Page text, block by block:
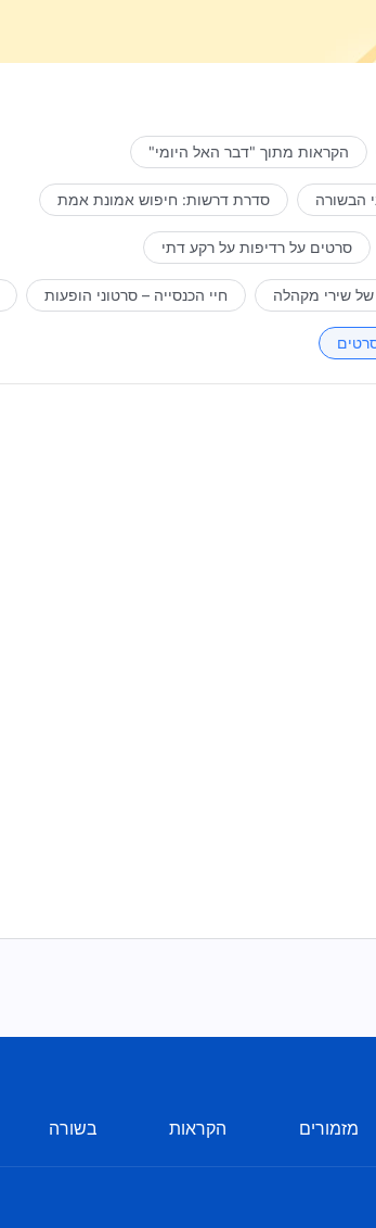
הקראות מתוך "דבר האל היומי"
הבשורה סדרת דרשות: חיפוש אמונת אמת
סרטים על רדיפות על רקע דתי
שירי מקהלה חיי הכנסייה – סרטוני הופעות
מזמורים הקראות בשורה